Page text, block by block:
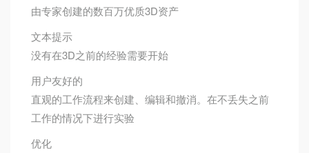
由专家创建的数百万优质3D资产
文本提示
没有在3D之前的经验需要开始
用户友好的
直观的工作流程来创建、编辑和撤消。在不丢失之前
工作的情况下进行实验
优化